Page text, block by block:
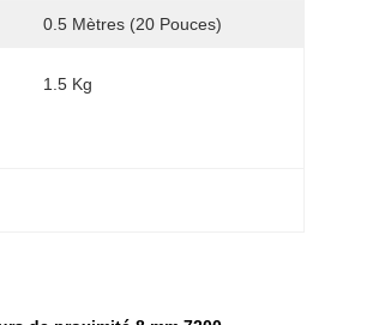
0.5 Mètres (20 Pouces)
1.5 Kg